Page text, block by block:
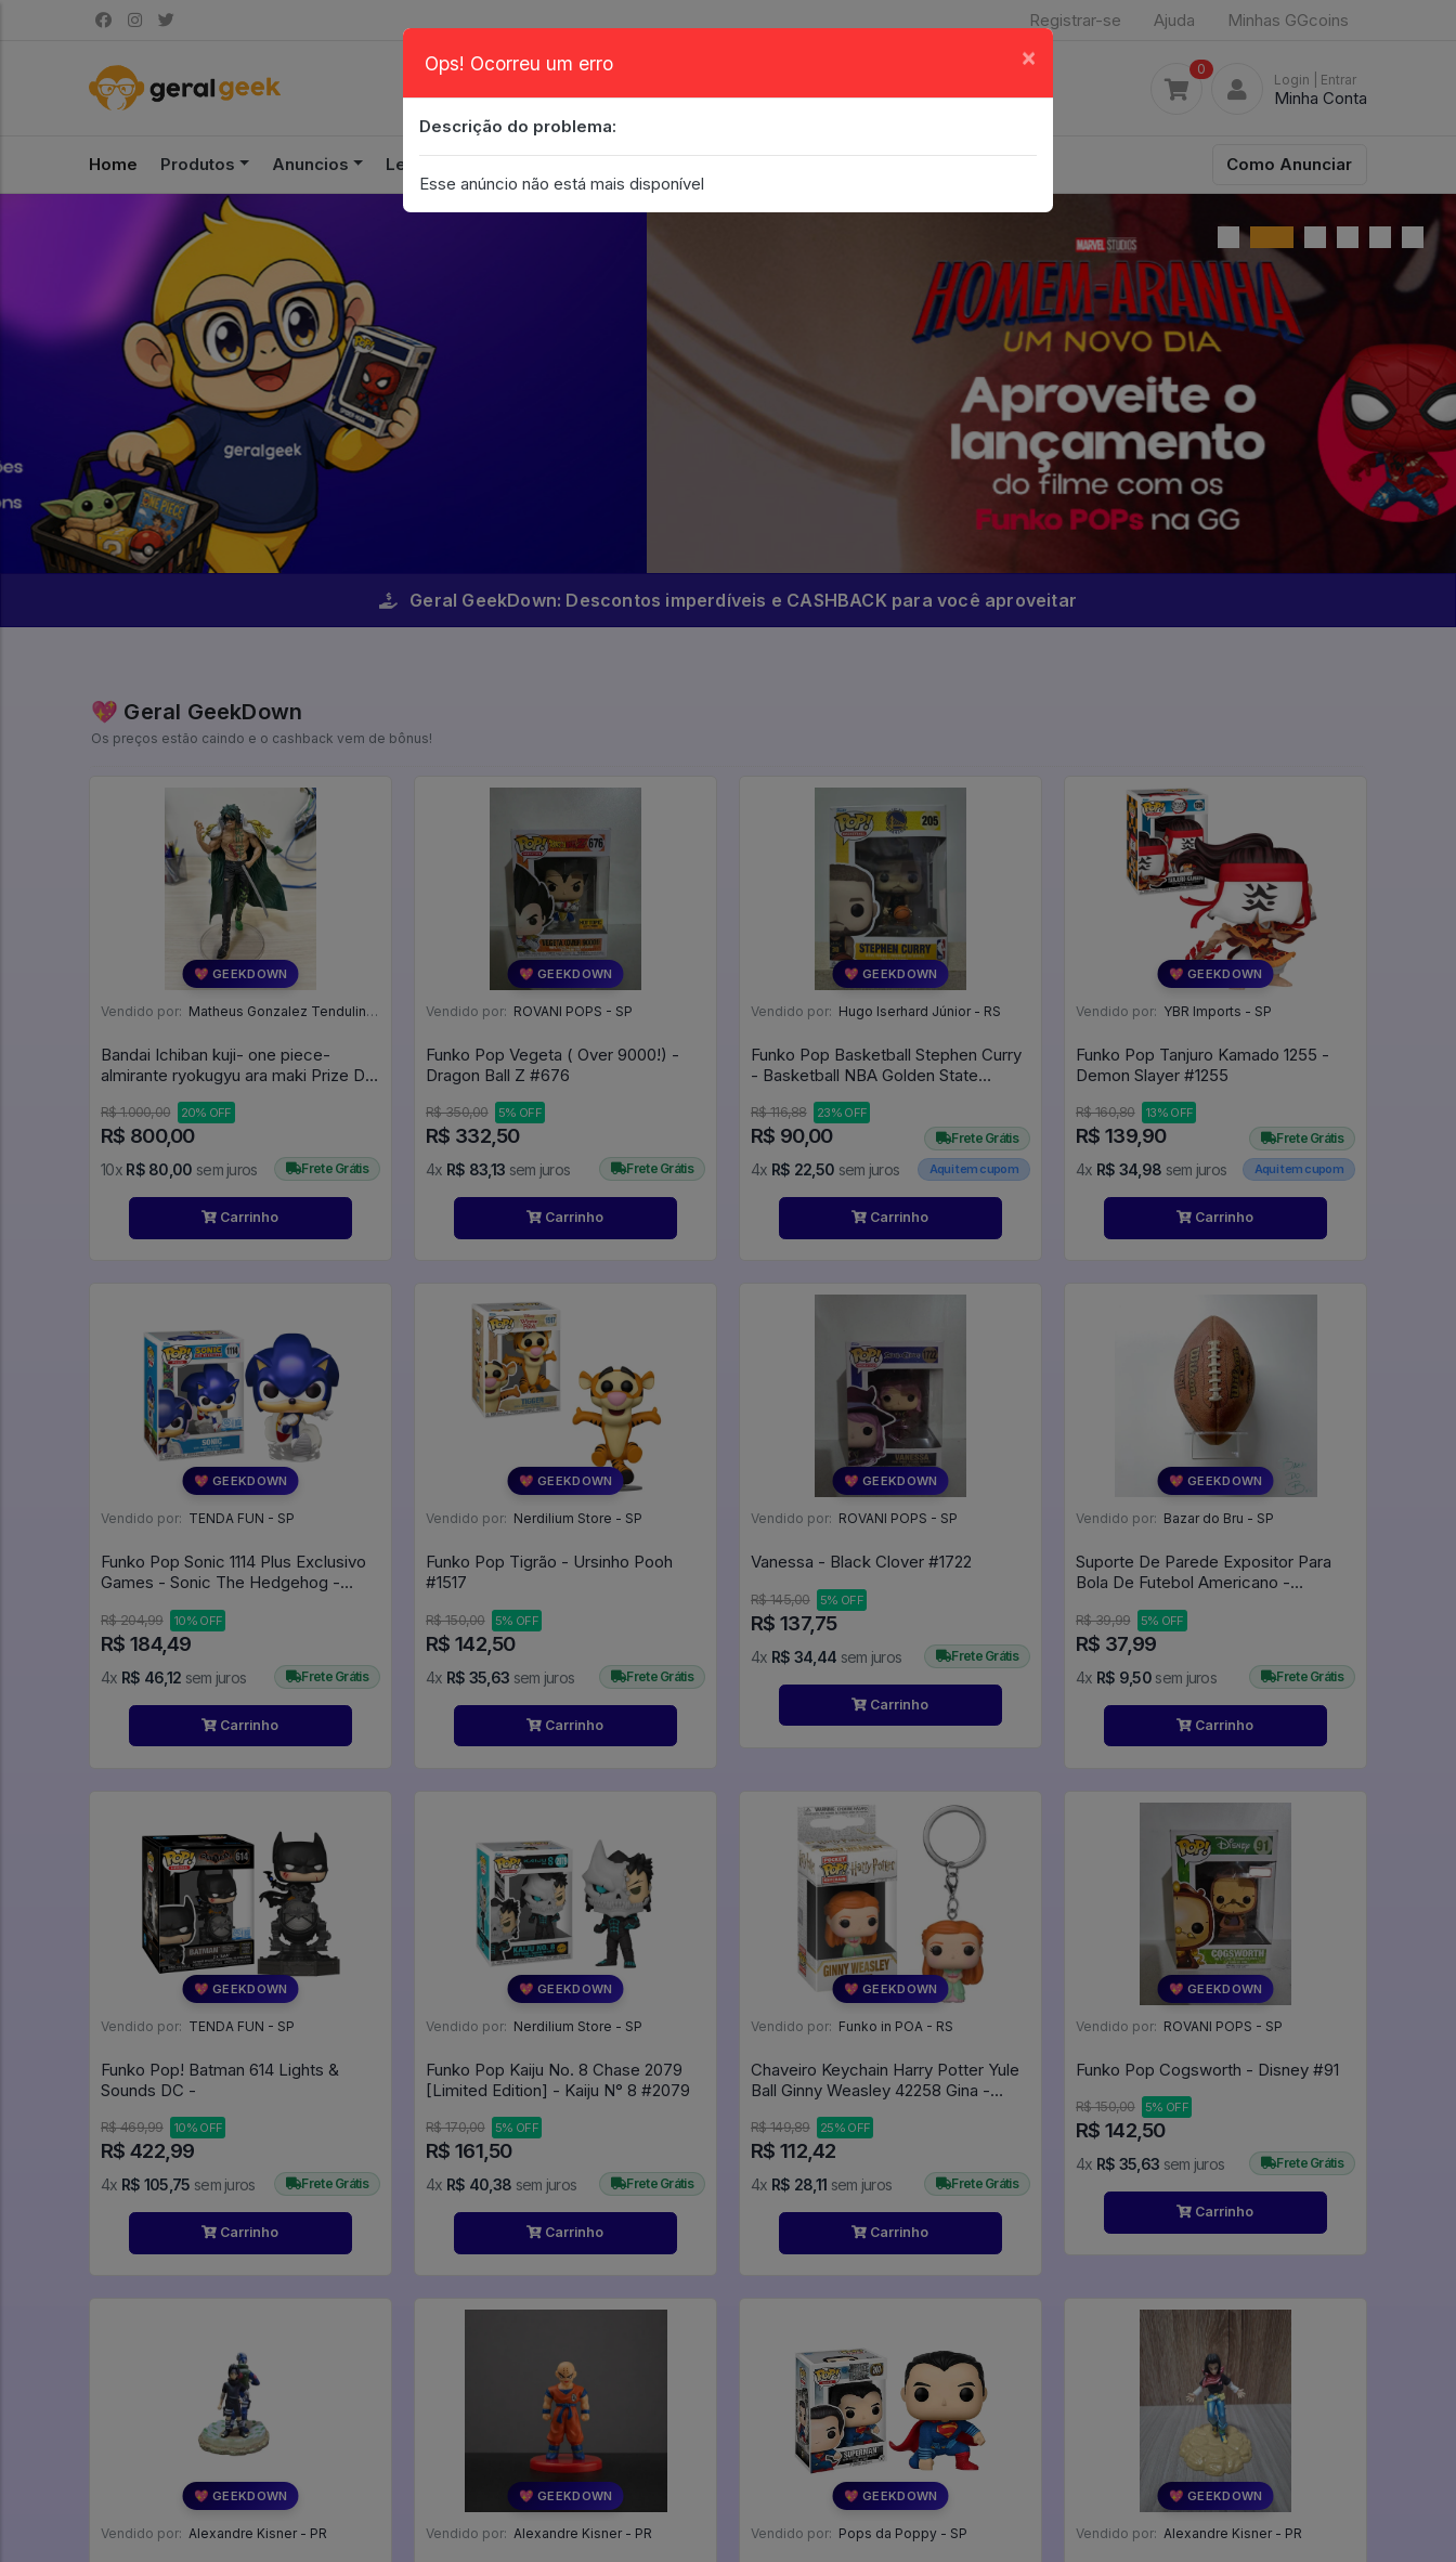
Registrar-se Ajuda Minhas GGcoins
0
Login | Entrar
Minha Conta
Home Produtos Anuncios Leilão Como Anunciar
Geral GeekDown: Descontos imperdíveis e CASHBACK para você aproveitar
💖 Geral GeekDown
Os preços estão caindo e o cashback vem de bônus!
💖 GEEKDOWN
Vendido por: Matheus Gonzalez Tendulini - SP
Bandai Ichiban kuji- one piece-
almirante ryokugyu ara maki Prize D
R$ 1.000,00 20% OFF
R$ 800,00
10x R$ 80,00 sem juros Frete Grátis
Carrinho
💖 GEEKDOWN
Vendido por: ROVANI POPS - SP
Funko Pop Vegeta ( Over 9000!) -
Dragon Ball Z #676
R$ 350,00 5% OFF
R$ 332,50
4x R$ 83,13 sem juros Frete Grátis
Carrinho
💖 GEEKDOWN
Vendido por: Hugo Iserhard Júnior - RS
Funko Pop Basketball Stephen Curry
- Basketball NBA Golden State
R$ 116,88 23% OFF
R$ 90,00
4x R$ 22,50 sem juros
Frete Grátis
Aqui tem cupom
Carrinho
💖 GEEKDOWN
Vendido por: YBR Imports - SP
Funko Pop Tanjuro Kamado 1255 -
Demon Slayer #1255
R$ 160,80 13% OFF
R$ 139,90
4x R$ 34,98 sem juros
Frete Grátis
Aqui tem cupom
Carrinho
💖 GEEKDOWN
Vendido por: TENDA FUN - SP
Funko Pop Sonic 1114 Plus Exclusivo
Games - Sonic The Hedgehog -
POP #1114
R$ 204,99 10% OFF
R$ 184,49
4x R$ 46,12 sem juros Frete Grátis
Carrinho
💖 GEEKDOWN
Vendido por: Nerdilium Store - SP
Funko Pop Tigrão - Ursinho Pooh
#1517
R$ 150,00 5% OFF
R$ 142,50
4x R$ 35,63 sem juros Frete Grátis
Carrinho
💖 GEEKDOWN
Vendido por: ROVANI POPS - SP
Vanessa - Black Clover #1722
R$ 145,00 5% OFF
R$ 137,75
4x R$ 34,44 sem juros Frete Grátis
Carrinho
💖 GEEKDOWN
Vendido por: Bazar do Bru - SP
Suporte De Parede Expositor Para
Bola De Futebol Americano -
R$ 39,99 5% OFF
R$ 37,99
4x R$ 9,50 sem juros Frete Grátis
Carrinho
💖 GEEKDOWN
Vendido por: TENDA FUN - SP
Funko Pop! Batman 614 Lights &
Sounds DC -
R$ 469,99 10% OFF
R$ 422,99
4x R$ 105,75 sem juros Frete Grátis
Carrinho
💖 GEEKDOWN
Vendido por: Nerdilium Store - SP
Funko Pop Kaiju No. 8 Chase 2079
[Limited Edition] - Kaiju N° 8 #2079
R$ 170,00 5% OFF
R$ 161,50
4x R$ 40,38 sem juros Frete Grátis
Carrinho
💖 GEEKDOWN
Vendido por: Funko in POA - RS
Chaveiro Keychain Harry Potter Yule
Ball Ginny Weasley 42258 Gina -
R$ 149,89 25% OFF
R$ 112,42
4x R$ 28,11 sem juros Frete Grátis
Carrinho
💖 GEEKDOWN
Vendido por: ROVANI POPS - SP
Funko Pop Cogsworth - Disney #91
R$ 150,00 5% OFF
R$ 142,50
4x R$ 35,63 sem juros Frete Grátis
Carrinho
💖 GEEKDOWN
Vendido por: Alexandre Kisner - PR
💖 GEEKDOWN
Vendido por: Alexandre Kisner - PR
💖 GEEKDOWN
Vendido por: Pops da Poppy - SP
💖 GEEKDOWN
Vendido por: Alexandre Kisner - PR
Ops! Ocorreu um erro ×
Descrição do problema:
Esse anúncio não está mais disponível